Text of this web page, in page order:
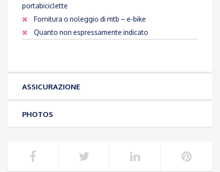
portabiciclette
Fornitura o noleggio di mtb – e-bike
Quanto non espressamente indicato
ASSICURAZIONE
PHOTOS